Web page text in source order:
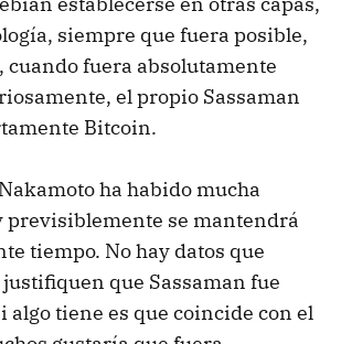
siempre que fuera posible,
cuando fuera absolutamente
el propio Sassaman
Bitcoin.
ha habido mucha
previsiblemente se mantendrá
tiempo. No hay datos que
que Sassaman fue
algo tiene es que coincide con el